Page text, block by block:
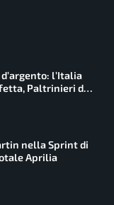
l’Italia
Paltrinieri da
nella Sprint di
Aprilia